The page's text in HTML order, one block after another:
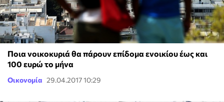
Ποια νοικοκυριά θα πάρουν επίδομα ενοικίου έως και
100 ευρώ το μήνα
Οικονομία 29.04.2017 10:29